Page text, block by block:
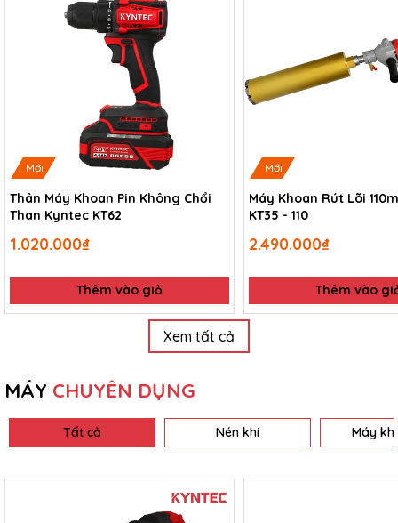
Mới
Thân Máy Khoan Pin Không Chổi
Than Kyntec KT62
1.020.000₫
Thêm vào giỏ
Mới
Máy Khoan Rút Lõi
KT35 - 110
2.490.000₫
Thêm vào
Xem tất cả
MÁY CHUYÊN DỤNG
Tất cả Nén khí Máy